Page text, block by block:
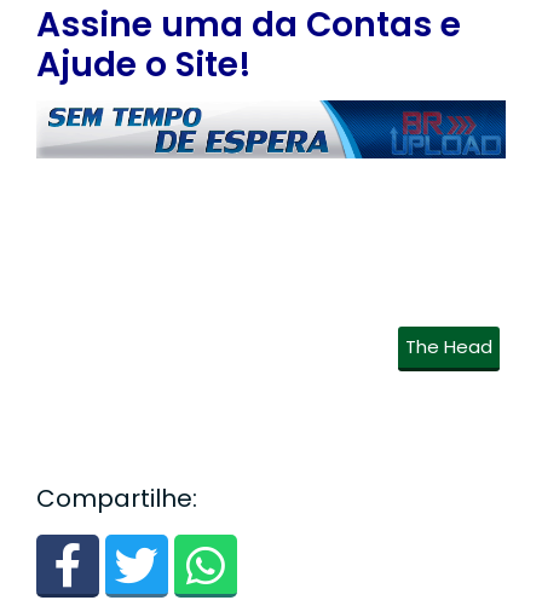
Assine uma da Contas e
Ajude o Site!
The Head
Compartilhe: